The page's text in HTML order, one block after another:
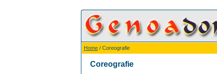
Home / Coreografie
Coreografie